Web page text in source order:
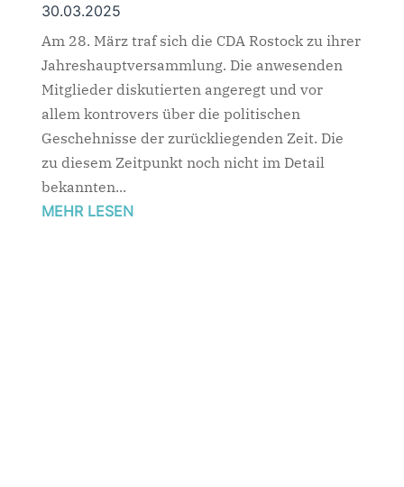
30.03.2025
Am 28. März traf sich die CDA Rostock zu ihrer
Jahreshauptversammlung. Die anwesenden
Mitglieder diskutierten angeregt und vor
allem kontrovers über die politischen
Geschehnisse der zurückliegenden Zeit. Die
zu diesem Zeitpunkt noch nicht im Detail
bekannten...
MEHR LESEN